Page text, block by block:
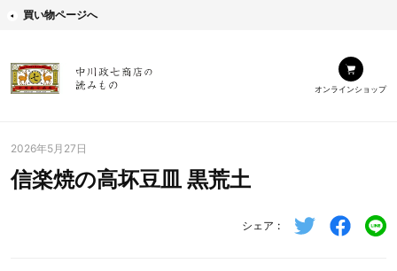
買い物ページへ
オンラインショップ
2026年5月27日
信楽焼の高坏豆皿 黒荒土
シェア